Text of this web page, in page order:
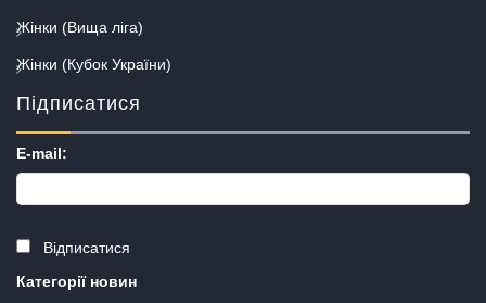
Жінки (Вища ліга)
Жінки (Кубок України)
Підписатися
E-mail:
Відписатися
Категорії новин